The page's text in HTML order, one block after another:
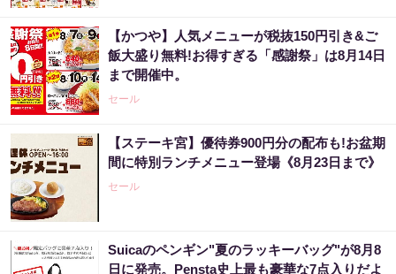
【かつや】人気メニューが税抜150円引き&ご
飯大盛り無料!お得すぎる「感謝祭」は8月14日
まで開催中。
セール
【ステーキ宮】優待券900円分の配布も!お盆期
間に特別ランチメニュー登場《8月23日まで》
セール
Suicaのペンギン"夏のラッキーバッグ"が8月8
日に発売。Pensta史上最も豪華な7点入りだよ